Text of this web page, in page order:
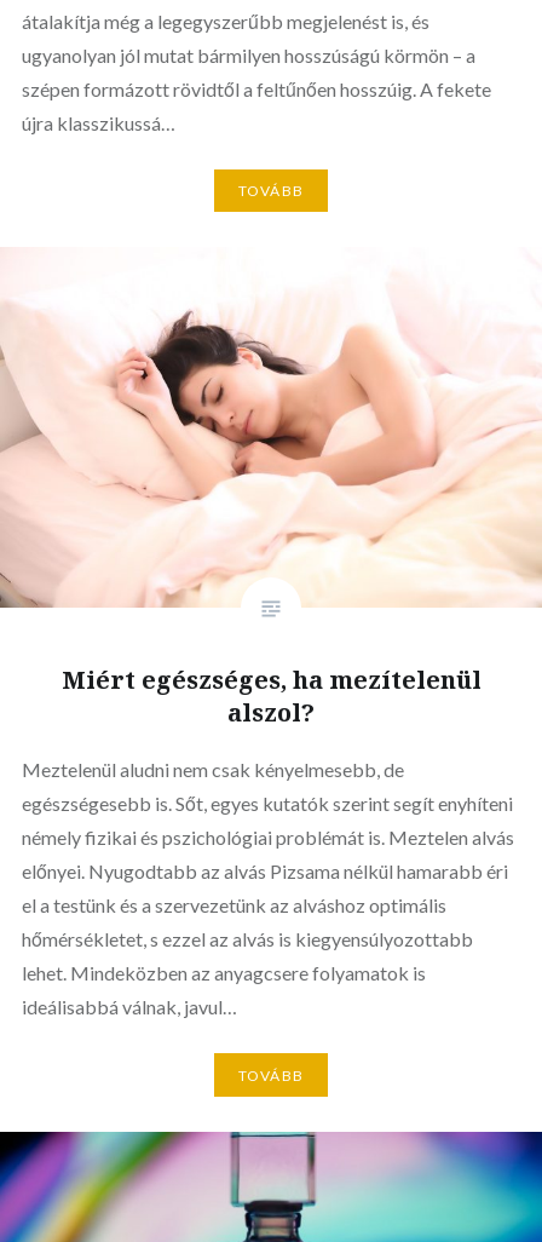
átalakítja még a legegyszerűbb megjelenést is, és
ugyanolyan jól mutat bármilyen hosszúságú körmön – a
szépen formázott rövidtől a feltűnően hosszúig. A fekete
újra klasszikussá…
TOVÁBB
Miért egészséges, ha mezítelenül
alszol?
Meztelenül aludni nem csak kényelmesebb, de
egészségesebb is. Sőt, egyes kutatók szerint segít enyhíteni
némely fizikai és pszichológiai problémát is. Meztelen alvás
előnyei. Nyugodtabb az alvás Pizsama nélkül hamarabb éri
el a testünk és a szervezetünk az alváshoz optimális
hőmérsékletet, s ezzel az alvás is kiegyensúlyozottabb
lehet. Mindeközben az anyagcsere folyamatok is
ideálisabbá válnak, javul…
TOVÁBB